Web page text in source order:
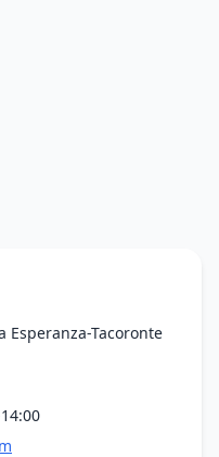
Esperanza-Tacoronte